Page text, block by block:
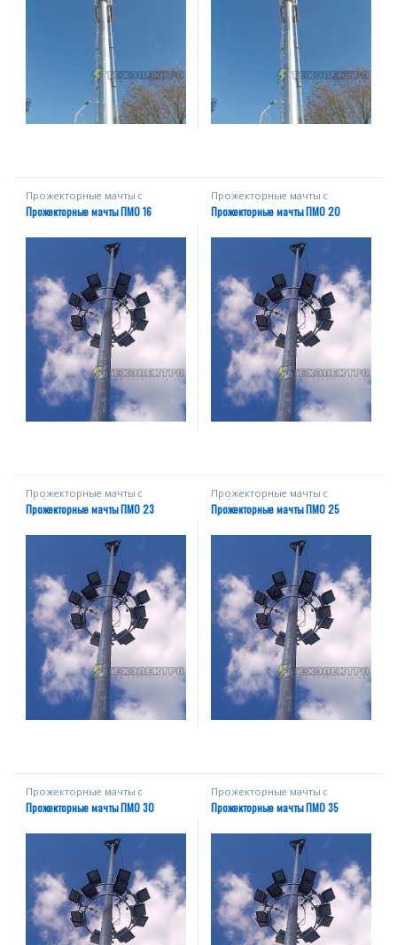
Прожекторные мачты с
мобильной короной
Прожекторные мачты ПМО 16
Прожекторные мачты с
мобильной короной
Прожекторные мачты ПМО 20
Прожекторные мачты с
мобильной короной
Прожекторные мачты ПМО 23
Прожекторные мачты с
мобильной короной
Прожекторные мачты ПМО 25
Прожекторные мачты с
мобильной короной
Прожекторные мачты ПМО 30
Прожекторные мачты с
мобильной короной
Прожекторные мачты ПМО 35